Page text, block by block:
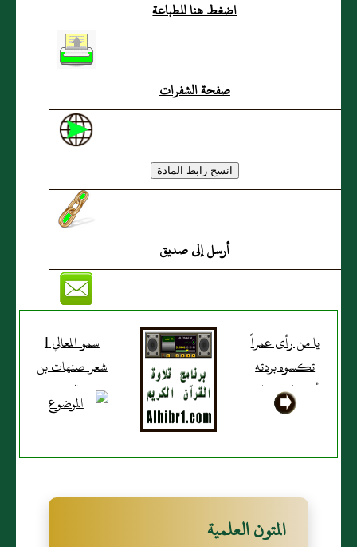
اضغط هنا للطباعة
صفحة الشفرات
أرسل إلى صديق
يا من رأى عمراً
تكسوه بردته
أداء الشيخ ظفر
بن راشد
سمو المعالي I
شعر صنهات بن
سعد الدوسري
أداء الشيخ ظفر
النتيفات
المتون العلمية